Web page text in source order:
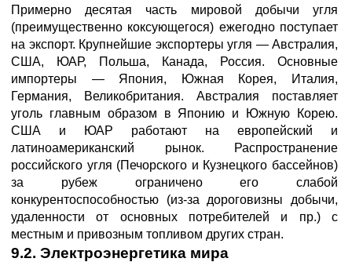
Примерно десятая часть мировой добычи угля
(преимущественно коксующегося) ежегодно поступает
на экспорт. Крупнейшие экспортеры угля — Австралия,
США, ЮАР, Польша, Канада, Россия. Основные
импортеры — Япония, Южная Корея, Италия,
Германия, Великобритания. Австралия поставляет
уголь главным образом в Японию и Южную Корею.
США и ЮАР работают на европейский и
латиноамериканский рынок. Распространение
российского угля (Печорского и Кузнецкого бассейнов)
за рубеж ограничено его слабой
конкурентоспособностью (из-за дороговизны добычи,
удаленности от основных потребителей и пр.) с
местным и привозным топливом других стран.
9.2. Электроэнергетика мира